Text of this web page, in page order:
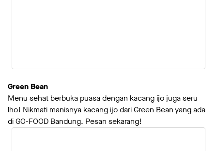
Green Bean
Menu sehat berbuka puasa dengan kacang ijo juga seru
lho! Nikmati manisnya kacang ijo dari Green Bean yang ada
di GO-FOOD Bandung. Pesan sekarang!